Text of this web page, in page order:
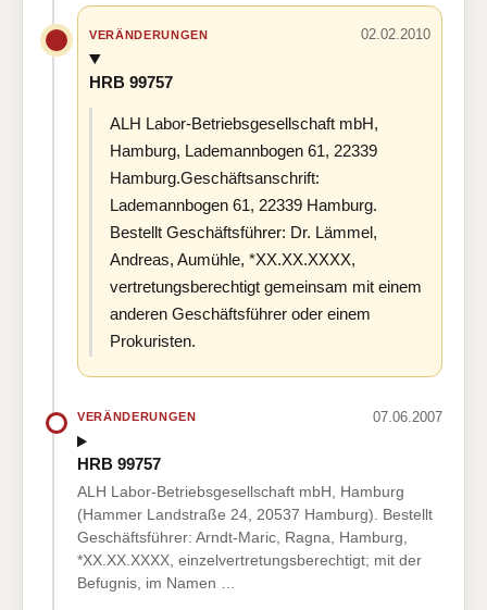
VERÄNDERUNGEN 02.02.2010
HRB 99757
ALH Labor-Betriebsgesellschaft mbH,
Hamburg, Lademannbogen 61, 22339
Hamburg.Geschäftsanschrift:
Lademannbogen 61, 22339 Hamburg.
Bestellt Geschäftsführer: Dr. Lämmel,
Andreas, Aumühle, *XX.XX.XXXX,
vertretungsberechtigt gemeinsam mit einem
anderen Geschäftsführer oder einem
Prokuristen.
VERÄNDERUNGEN 07.06.2007
HRB 99757
ALH Labor-Betriebsgesellschaft mbH, Hamburg
(Hammer Landstraße 24, 20537 Hamburg). Bestellt
Geschäftsführer: Arndt-Maric, Ragna, Hamburg,
*XX.XX.XXXX, einzelvertretungsberechtigt; mit der
Befugnis, im Namen …